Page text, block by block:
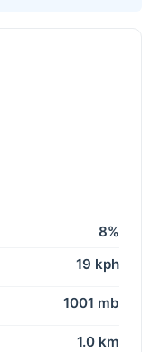
8%
19 kph
1001 mb
1.0 km